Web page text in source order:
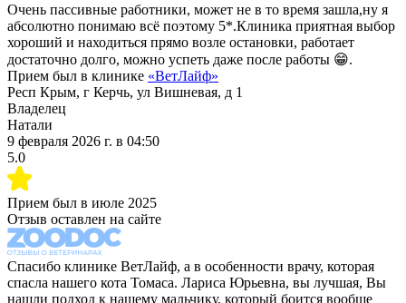
Очень пассивные работники, может не в то время зашла,ну я
абсолютно понимаю всё поэтому 5*.Клиника приятная выбор
хороший и находиться прямо возле остановки, работает
достаточно долго, можно успеть даже после работы 😁.
Прием был в клинике «ВетЛайф»
Респ Крым, г Керчь, ул Вишневая, д 1
Владелец
Натали
9 февраля 2026 г. в 04:50
5.0
Прием был в июле 2025
Отзыв оставлен на сайте
Спасибо клинике ВетЛайф, а в особенности врачу, которая
спасла нашего кота Томаса. Лариса Юрьевна, вы лучшая, Вы
нашли подход к нашему мальчику, который боится вообще